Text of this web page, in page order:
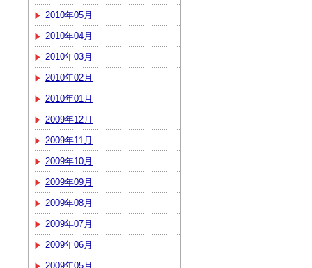
2010年05月
2010年04月
2010年03月
2010年02月
2010年01月
2009年12月
2009年11月
2009年10月
2009年09月
2009年08月
2009年07月
2009年06月
2009年05月